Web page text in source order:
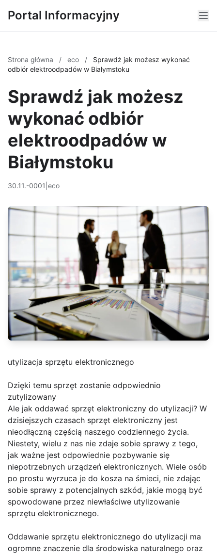
Portal Informacyjny
Strona główna / eco /
Sprawdź jak możesz wykonać
odbiór elektroodpadów w Białymstoku
Sprawdź jak możesz
wykonać odbiór
elektroodpadów w
Białymstoku
30.11.-0001 eco
utylizacja sprzętu elektronicznego
Dzięki temu sprzęt zostanie odpowiednio
zutylizowany
Ale jak oddawać sprzęt elektroniczny do utylizacji? W
dzisiejszych czasach sprzęt elektroniczny jest
nieodłączną częścią naszego codziennego życia.
Niestety, wielu z nas nie zdaje sobie sprawy z tego,
jak ważne jest odpowiednie pozbywanie się
niepotrzebnych urządzeń elektronicznych. Wiele osób
po prostu wyrzuca je do kosza na śmieci, nie zdając
sobie sprawy z potencjalnych szkód, jakie mogą być
spowodowane przez niewłaściwe utylizowanie
sprzętu elektronicznego.
Oddawanie sprzętu elektronicznego do utylizacji ma
ogromne znaczenie dla środowiska naturalnego oraz